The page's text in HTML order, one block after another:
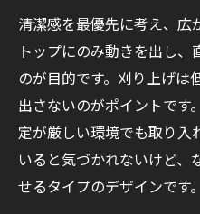
清潔感を最優先に考え、広
トップにのみ動きを出し
のが目的です。刈り上げは
出さないのがポイントです
定が厳しい環境でも取り入
いると気づかれないけど、
せるタイプのデザインです。